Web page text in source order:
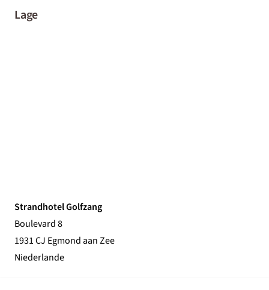
Lage
Strandhotel Golfzang
Boulevard 8
1931 CJ Egmond aan Zee
Niederlande